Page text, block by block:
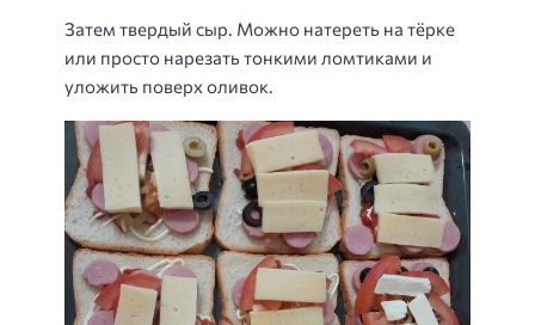
Затем твердый сыр. Можно натереть на тёрке
или просто нарезать тонкими ломтиками и
уложить поверх оливок.